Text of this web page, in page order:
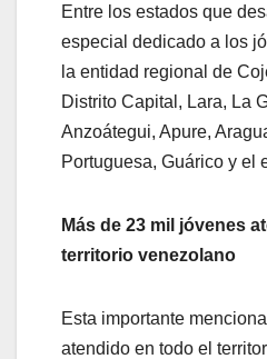
Entre los estados que
especial dedicado a los
la entidad regional de
Distrito Capital, Lara, La
Anzoátegui, Apure,
Portuguesa, Guárico y el
Más de 23 mil jóvenes
territorio venezolano
Esta importante
atendido en todo el